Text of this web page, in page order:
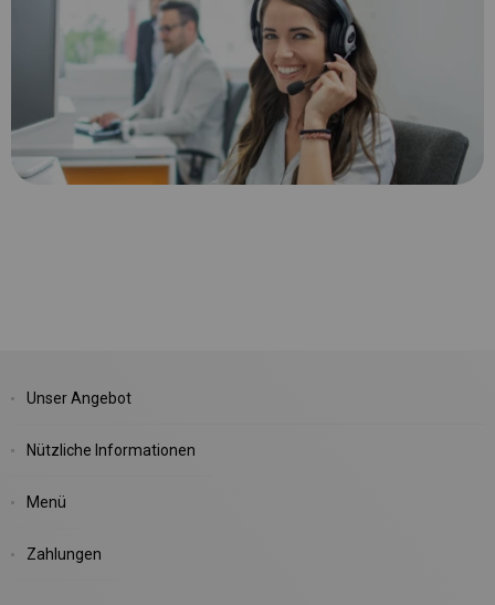
Unser Angebot
Nützliche Informationen
Menü
Zahlungen